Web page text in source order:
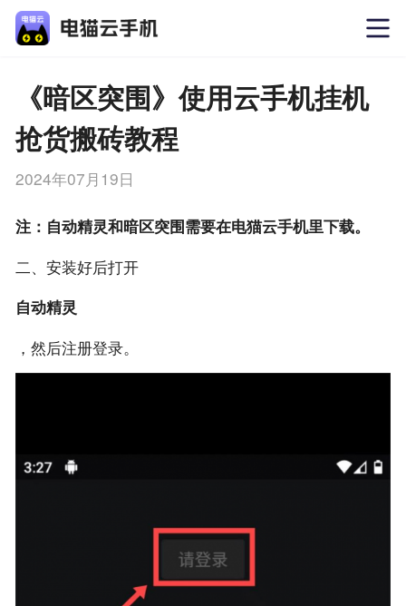
《暗区突围》使用云手机挂机
抢货搬砖教程
2024年07月19日
注：自动精灵和暗区突围需要在电猫云手机里下载。
二、安装好后打开
自动精灵
，然后注册登录。